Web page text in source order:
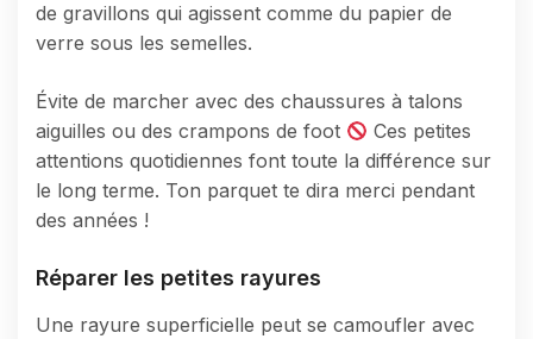
de gravillons qui agissent comme du papier de
verre sous les semelles.
Évite de marcher avec des chaussures à talons
aiguilles ou des crampons de foot
Ces petites
attentions quotidiennes font toute la différence sur
le long terme. Ton parquet te dira merci pendant
des années !
Réparer les petites rayures
Une rayure superficielle peut se camoufler avec